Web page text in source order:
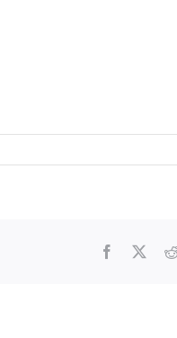
Facebook